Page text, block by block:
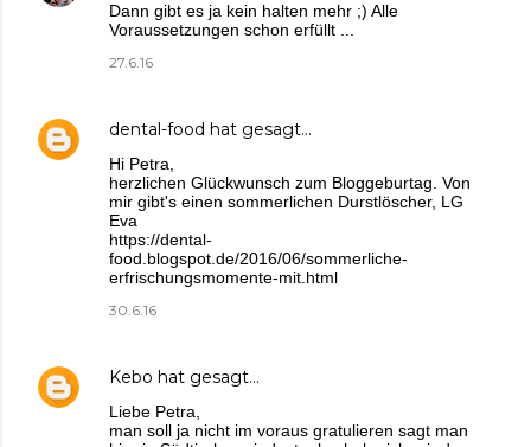
Dann gibt es ja kein halten mehr ;) Alle
Voraussetzungen schon erfüllt ...
27.6.16
dental-food hat gesagt…
Hi Petra,
herzlichen Glückwunsch zum Bloggeburtag. Von
mir gibt's einen sommerlichen Durstlöscher, LG
Eva
https://dental-
food.blogspot.de/2016/06/sommerliche-
erfrischungsmomente-mit.html
30.6.16
Kebo hat gesagt…
Liebe Petra,
man soll ja nicht im voraus gratulieren sagt man